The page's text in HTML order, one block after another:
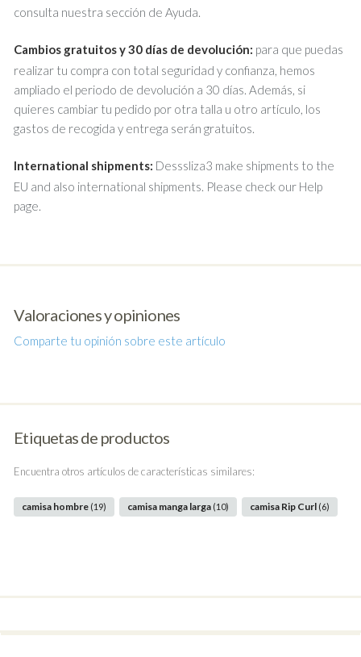
consulta nuestra sección de Ayuda.
Cambios gratuitos y 30 días de devolución: para que puedas
realizar tu compra con total seguridad y confianza, hemos
ampliado el periodo de devolución a 30 días. Además, si
quieres cambiar tu pedido por otra talla u otro artículo, los
gastos de recogida y entrega serán gratuitos.
International shipments: Desssliza3 make shipments to the
EU and also international shipments. Please check our Help
page.
Valoraciones y opiniones
Comparte tu opinión sobre este artículo
Etiquetas de productos
Encuentra otros artículos de características similares:
camisa hombre (19) camisa manga larga (10) camisa Rip Curl (6)